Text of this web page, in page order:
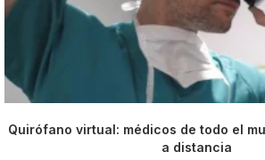
Quirófano virtual: médicos de todo el
a distancia